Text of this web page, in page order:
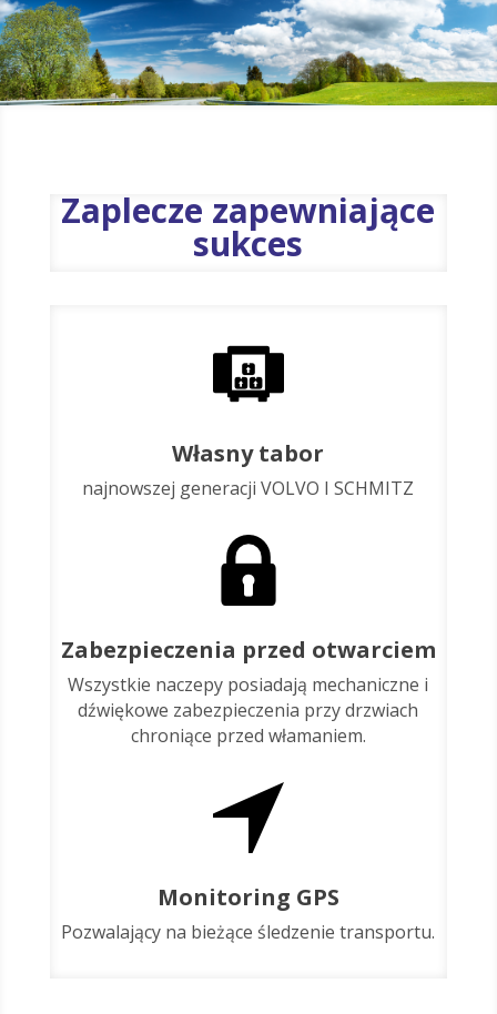
Zaplecze zapewniające
sukces
Własny tabor
najnowszej generacji VOLVO I SCHMITZ
Zabezpieczenia przed otwarciem
Wszystkie naczepy posiadają mechaniczne i
dźwiękowe zabezpieczenia przy drzwiach
chroniące przed włamaniem.
Monitoring GPS
Pozwalający na bieżące śledzenie transportu.